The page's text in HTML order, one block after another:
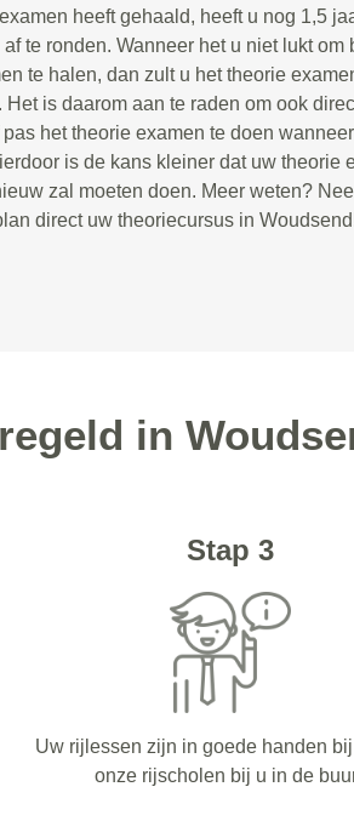
heeft gehaald, heeft u nog 1,5
te ronden. Wanneer het u niet lukt om
te halen, dan zult u het theorie
is daarom aan te raden om ook
het theorie examen te doen wanneer
is de kans kleiner dat uw theorie
zal moeten doen. Meer weten?
direct uw theoriecursus in
in
Stap 3
Uw rijlessen zijn in goede handen
onze rijscholen bij u in de